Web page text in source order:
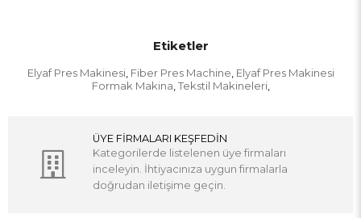
Etiketler
Elyaf Pres Makinesi, Fiber Pres Machine, Elyaf Pres Makinesi
Formak Makina, Tekstil Makineleri,
ÜYE FİRMALARI KEŞFEDİN
Kategorilerde listelenen üye firmaları
inceleyin. İhtiyacınıza uygun firmalarla
doğrudan iletişime geçin.